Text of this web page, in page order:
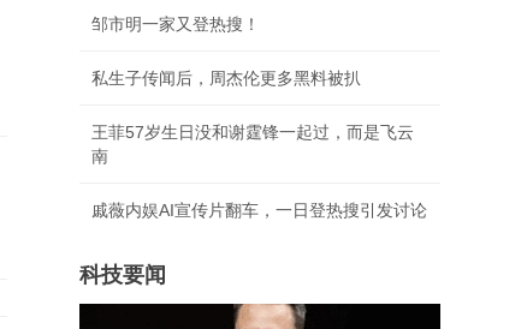
邹市明一家又登热搜！
私生子传闻后，周杰伦更多黑料被扒
王菲57岁生日没和谢霆锋一起过，而是飞云
南
戚薇内娱AI宣传片翻车，一日登热搜引发讨论
科技要闻